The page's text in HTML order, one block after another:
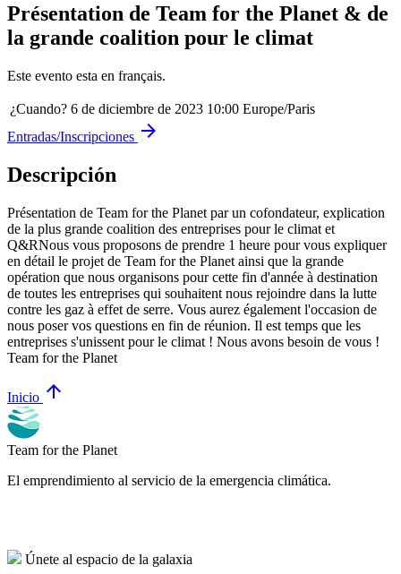
Présentation de Team for the Planet & de
la grande coalition pour le climat
Este evento esta en français.
¿Cuando? 6 de diciembre de 2023 10:00 Europe/Paris
Entradas/Inscripciones arrow_forward
Descripción
Présentation de Team for the Planet par un cofondateur, explication
de la plus grande coalition des entreprises pour le climat et
Q&RN ous vous proposons de prendre 1 heure pour vous expliquer
en détail le projet de Team for the Planet ainsi que la grande
opération que nous organisons pour cette fin d'année à destination
de toutes les entreprises qui souhaitent nous rejoindre dans la lutte
contre les gaz à effet de serre. Vous aurez également l'occasion de
nous poser vos questions en fin de réunion. Il est temps que les
entreprises s'unissent pour le climat ! Nous avons besoin de vous !
Team for the Planet
Inicio arrow_upward
Team for the Planet
El emprendimiento al servicio de la emergencia climática.
Únete al espacio de la galaxia